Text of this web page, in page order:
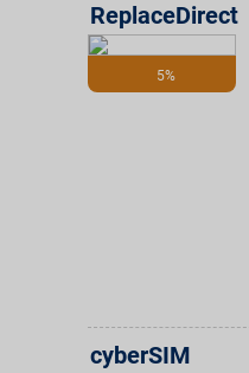
5%
ReplaceDirect
cyberSIM